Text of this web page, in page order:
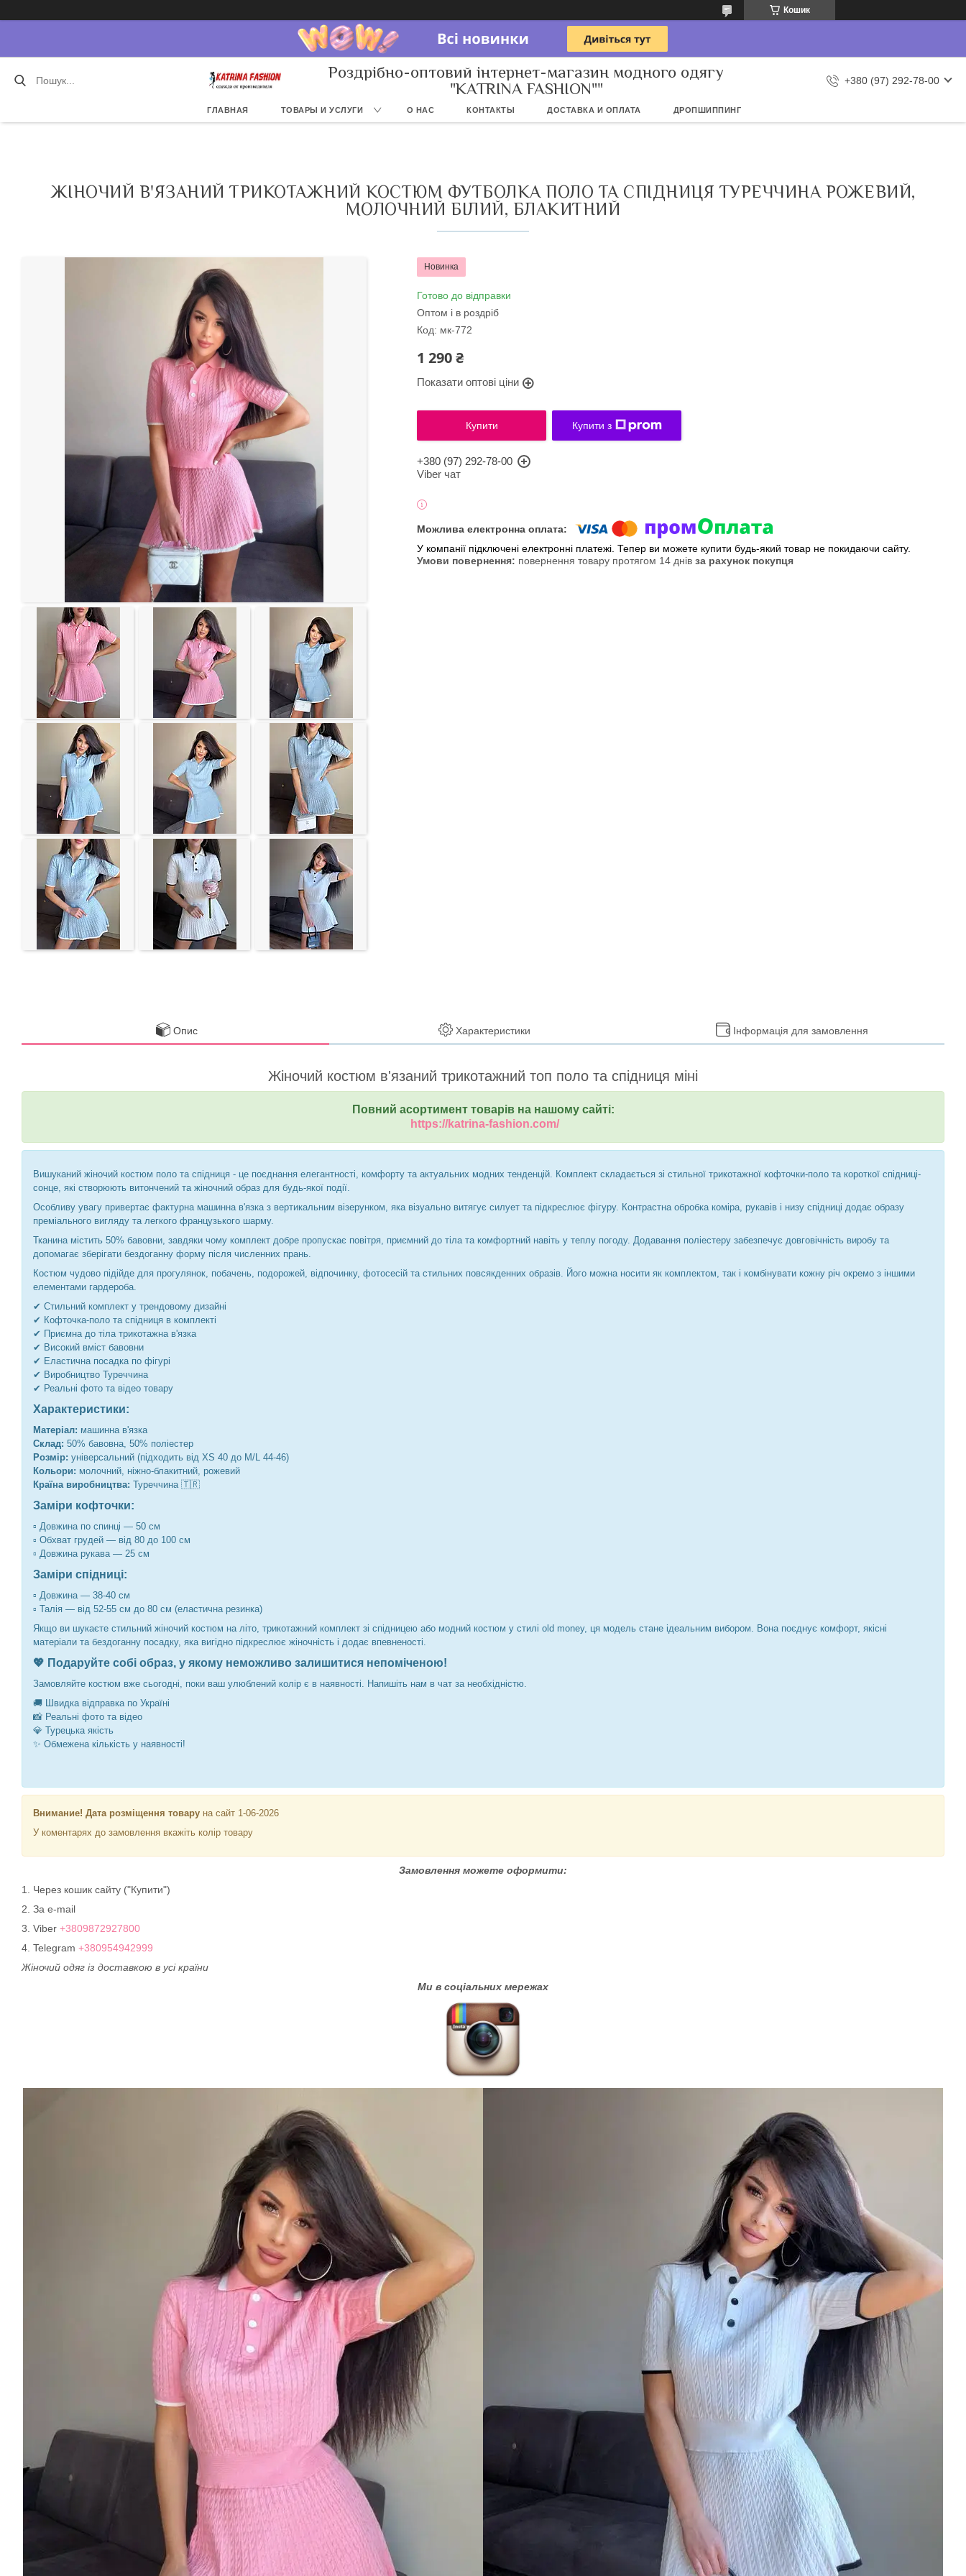
Кошик
Роздрібно-оптовий інтернет-магазин модного одягу
"KATRINA FASHION""
+380 (97) 292-78-00
ГЛАВНАЯ ТОВАРЫ И УСЛУГИ О НАС КОНТАКТЫ ДОСТАВКА И ОПЛАТА ДРОПШИППИНГ
ЖІНОЧИЙ В'ЯЗАНИЙ ТРИКОТАЖНИЙ КОСТЮМ ФУТБОЛКА ПОЛО ТА СПІДНИЦЯ ТУРЕЧЧИНА РОЖЕВИЙ,
МОЛОЧНИЙ БІЛИЙ, БЛАКИТНИЙ
Новинка
Готово до відправки
Оптом і в роздріб
Код: мк-772
1 290 ₴
Показати оптові ціни
Купити Купити з
+380 (97) 292-78-00
Viber чат
У компанії підключені електронні платежі. Тепер ви можете купити будь-який товар не покидаючи сайту.
повернення товару протягом 14 днів за рахунок покупця
Опис Характеристики Інформація для замовлення
Жіночий костюм в'язаний трикотажний топ поло та спідниця міні
Повний асортимент товарів на нашому сайті:
https://katrina-fashion.com/
Вишуканий жіночий костюм поло та спідниця - це поєднання елегантності, комфорту та актуальних модних тенденцій. Комплект складається зі стильної трикотажної кофточки-поло та короткої спідниці-
сонце, які створюють витончений та жіночний образ для будь-якої події.
Особливу увагу привертає фактурна машинна в'язка з вертикальним візерунком, яка візуально витягує силует та підкреслює фігуру. Контрастна обробка коміра, рукавів і низу спідниці додає образу
преміального вигляду та легкого французького шарму.
Тканина містить 50% бавовни, завдяки чому комплект добре пропускає повітря, приємний до тіла та комфортний навіть у теплу погоду. Додавання поліестеру забезпечує довговічність виробу та
допомагає зберігати бездоганну форму після численних прань.
Костюм чудово підійде для прогулянок, побачень, подорожей, відпочинку, фотосесій та стильних повсякденних образів. Його можна носити як комплектом, так і комбінувати кожну річ окремо з іншими
елементами гардероба.
✔ Стильний комплект у трендовому дизайні
✔ Кофточка-поло та спідниця в комплекті
✔ Приємна до тіла трикотажна в'язка
✔ Високий вміст бавовни
✔ Еластична посадка по фігурі
✔ Виробництво Туреччина
✔ Реальні фото та відео товару
Характеристики:
Матеріал: машинна в'язка
Склад: 50% бавовна, 50% поліестер
Розмір: універсальний (підходить від XS 40 до M/L 44-46)
Кольори: молочний, ніжно-блакитний, рожевий
Країна виробництва: Туреччина 🇹🇷
Заміри кофточки:
▫️ Довжина по спинці — 50 см
▫️ Обхват грудей — від 80 до 100 см
▫️ Довжина рукава — 25 см
Заміри спідниці:
▫️ Довжина — 38-40 см
▫️ Талія — від 52-55 см до 80 см (еластична резинка)
Якщо ви шукаєте стильний жіночий костюм на літо, трикотажний комплект зі спідницею або модний костюм у стилі old money, ця модель стане ідеальним вибором. Вона поєднує комфорт, якісні
матеріали та бездоганну посадку, яка вигідно підкреслює жіночність і додає впевненості.
💖 Подаруйте собі образ, у якому неможливо залишитися непоміченою!
Замовляйте костюм вже сьогодні, поки ваш улюблений колір є в наявності. Напишіть нам в чат за необхідністю.
🚚 Швидка відправка по Україні
📸 Реальні фото та відео
💎 Турецька якість
✨ Обмежена кількість у наявності!
Внимание! Дата розміщення товару на сайт 1-06-2026
У коментарях до замовлення вкажіть колір товару
Замовлення можете оформити:
1. Через кошик сайту ("Купити")
2. За e-mail
3. Viber +3809872927800
4. Telegram +380954942999
Жіночий одяг із доставкою в усі країни
Ми в соціальних мережах